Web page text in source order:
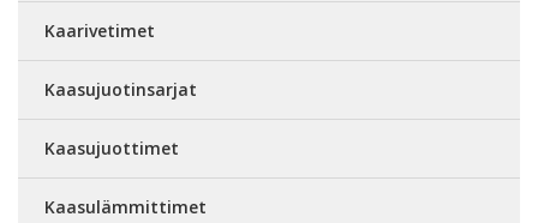
Kaarivetimet
Kaasujuotinsarjat
Kaasujuottimet
Kaasulämmittimet